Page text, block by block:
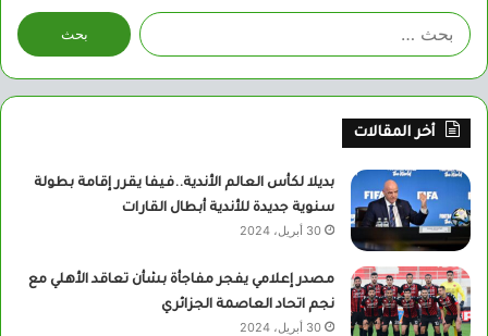
البحث
عن:
أخر المقالات
بديلا لكأس العالم الأندية..فيفا يقرر إقامة بطولة
سنوية جديدة للأندية أبطال القارات
30 أبريل، 2024
مصدر إعلامي يفجر مفاجأة بشأن تعاقد الأهلي مع
نجم اتحاد العاصمة الجزائري
30 أبريل، 2024